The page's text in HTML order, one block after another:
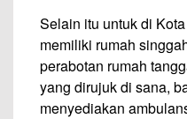
Selain itu untuk di
memiliki rumah
perabotan rumah
yang dirujuk di sana,
menyediakan